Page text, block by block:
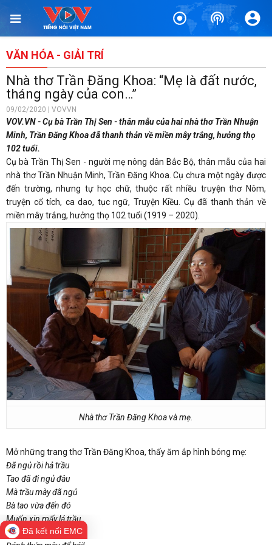
VĂN HÓA - GIẢI TRÍ
Nhà thơ Trần Đăng Khoa: “Mẹ là đất nước,
tháng ngày của con…”
09/02/2020 | VOVVN
VOV.VN - Cụ bà Trần Thị Sen - thân mẫu của hai nhà thơ Trần Nhuận
Minh, Trần Đăng Khoa đã thanh thản về miền mây trắng, hưởng thọ
102 tuổi.
Cụ bà Trần Thị Sen - người mẹ nông dân Bắc Bộ, thân mẫu của hai
nhà thơ Trần Nhuận Minh, Trần Đăng Khoa. Cụ chưa một ngày được
đến trường, nhưng tự học chữ, thuộc rất nhiều truyện thơ Nôm,
truyện cổ tích, ca dao, tục ngữ, Truyện Kiều. Cụ đã thanh thản về
miền mây trắng, hưởng thọ 102 tuổi (1919 – 2020).
Nhà thơ Trần Đăng Khoa và mẹ.
Mở những trang thơ Trần Đăng Khoa, thấy ăm ắp hình bóng mẹ:
Đã ngủ rồi hả trầu
Tao đã đi ngủ đâu
Mà trầu mày đã ngủ
Bà tao vừa đến đó
Muốn xin mấy lá trầu
Tao chẳng phải ai đâu
Đã kết nối EMC